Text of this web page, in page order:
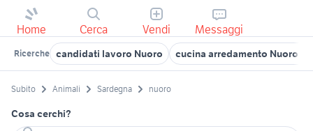
Home Cerca Vendi Messaggi
Ricerche candidati lavoro Nuoro cucina arredamento Nuoro
Subito Animali Sardegna nuoro
Cosa cerchi?